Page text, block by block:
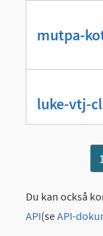
mutpa-
luke-vtj-
Du kan också
API(seAPI-